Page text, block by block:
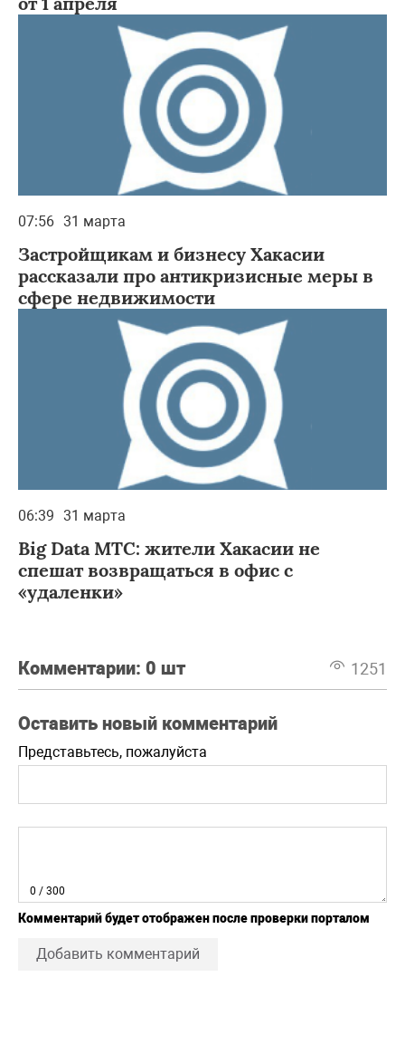
07:56 31 марта
Застройщикам и бизнесу Хакасии
рассказали про антикризисные меры в
сфере недвижимости
06:39 31 марта
Big Data МТС: жители Хакасии не
спешат возвращаться в офис с
«удаленки»
Комментарии: 0 шт 1251
Оставить новый комментарий
Представьтесь, пожалуйста
0 / 300
Комментарий будет отображен после проверки порталом
Добавить комментарий